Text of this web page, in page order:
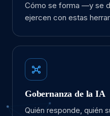
Cómo se forma —y se
ejercen con estas
Gobernanza de la IA
Quién responde, quién